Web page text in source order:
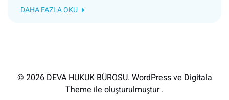
DAHA FAZLA OKU
© 2026 DEVA HUKUK BÜROSU. WordPress ve Digitala
Theme ile oluşturulmuştur .